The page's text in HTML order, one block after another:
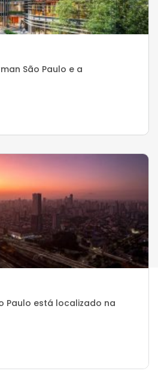
São Paulo e a
Paulo está localizado na